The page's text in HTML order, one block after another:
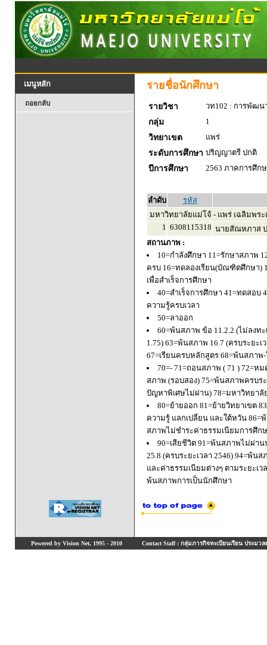
เมนูหลัก
ถอยกลับ
รายชื่อนักศึกษา
รายวิชา
วท102 : การพัฒน
กลุ่ม
1
วิทยาเขต
แพร่
ระดับการศึกษา ปริญญาตรี ปกติ
ปีการศึกษา
2563 ภาคการศึก
ลำดับ
รหัส
มหาวิทยาลัยแม่โจ้ - แพร่ เฉลิมพระ
1 6308115318 นายสัณหภาส
สถานภาพ :
10=กำลังศึกษา 11=รักษาสภาพ
ครบ 16=ทดลองเรียน(บัณฑิตศึกษา)
เพื่อสำเร็จการศึกษา
40=สำเร็จการศึกษา 41=ทดสอบ
ความรู้ครบเวลา
50=ลาออก
60=พ้นสภาพ ข้อ 11.2.2 (ไม่ลงท
1.75) 63=พ้นสภาพ 16.7 (ครบระยะ
67=เรียนครบหลักสูตร 68=พ้นสภา
70=- 71=ถอนสภาพ ( 71 ) 72=
สภาพ (รอบสอง) 75=พ้นสภาพครบ
ปัญหาพิเศษไม่ผ่าน) 78=มหาวิทยา
80=ย้ายออก 81=ย้ายวิทยาเขต
ความรู้ แลกเปลี่ยน และใต้หวัน
สภาพไม่ชำระค่าธรรมเนียมการศึก
90=เสียชีวิต 91=พ้นสภาพไม่ผ่า
25.8 (ครบระยะเวลา 2546) 94=พ้
และค่าธรรมเนียมต่างๆ ตามระยะเ
พ้นสภาพการเป็นนักศึกษา
Powered by Vision Net, 1995 - 2010 Contact Staff : กลุ่มภารกิจทะเบียนเรียน ประมวล